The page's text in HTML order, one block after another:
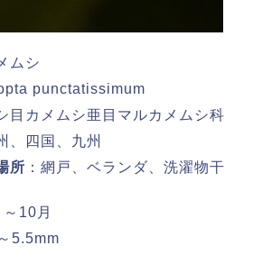
ムシ
punctatissimum
目カメムシ亜目マルカメムシ科
、四国、九州
所 ：網戸、ベランダ、洗濯物干
10月
5.5mm